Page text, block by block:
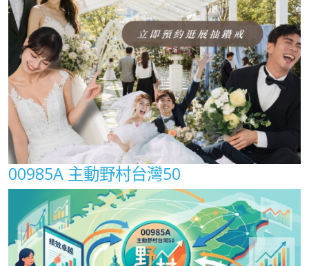
00985A 主動野村台灣50